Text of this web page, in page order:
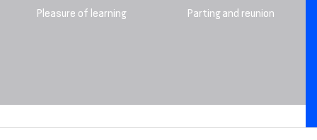
Pleasure of learning Parting and reunion